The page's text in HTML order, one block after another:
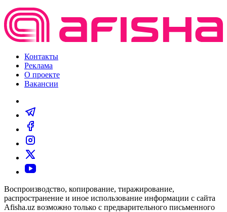
Контакты
Реклама
О проекте
Вакансии
Воспроизводство, копирование, тиражирование,
распространение и иное использование информации с сайта
Afisha.uz возможно только с предварительного письменного